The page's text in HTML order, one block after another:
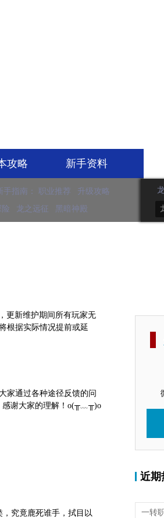
攻略 新手资料
手指南： 职业推荐
升级攻略
险 龙之远征 黑暗神殿
更新维护期间所有玩家无
根据实际情况提前或延
家通过各种途径反馈的问
感谢大家的理解！o(╥﹏╥)o
究竟鹿死谁手，拭目以
近期
一转